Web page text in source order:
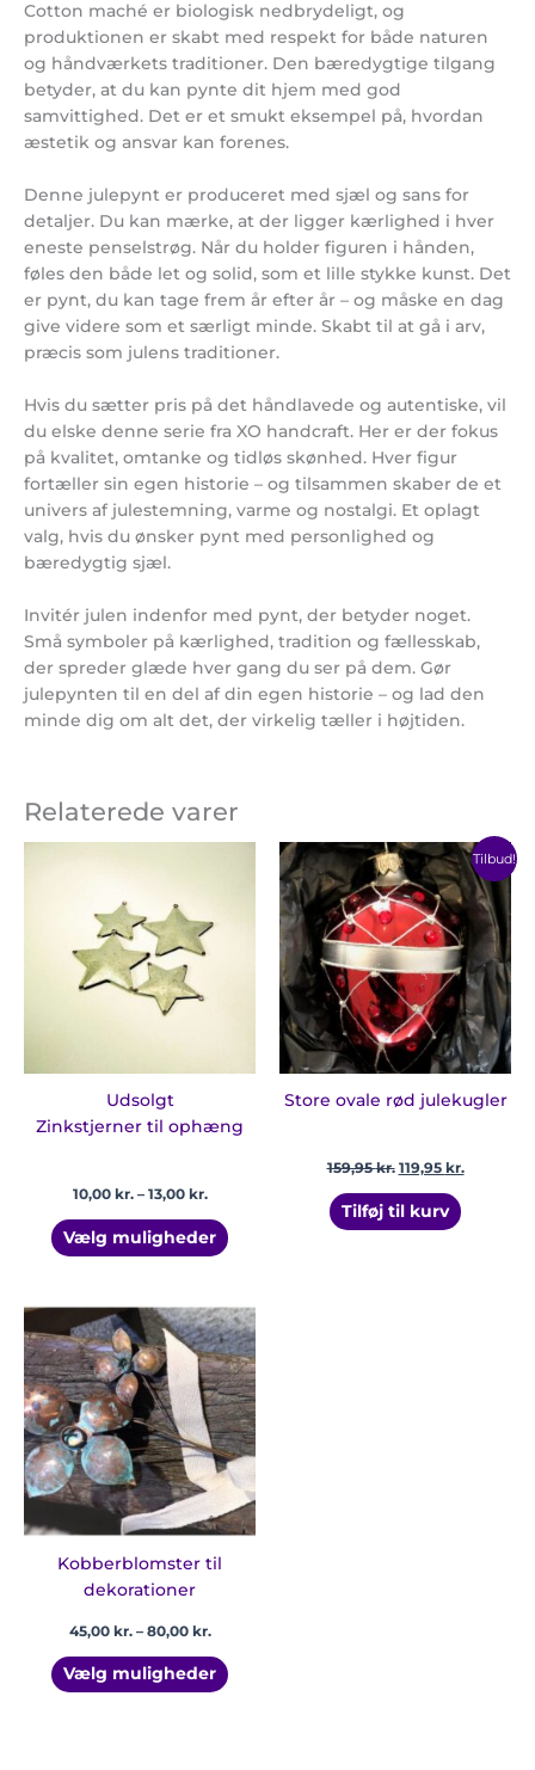
Cotton maché er biologisk nedbrydeligt, og
produktionen er skabt med respekt for både naturen
og håndværkets traditioner. Den bæredygtige tilgang
betyder, at du kan pynte dit hjem med god
samvittighed. Det er et smukt eksempel på, hvordan
æstetik og ansvar kan forenes.
Denne julepynt er produceret med sjæl og sans for
detaljer. Du kan mærke, at der ligger kærlighed i hver
eneste penselstrøg. Når du holder figuren i hånden,
føles den både let og solid, som et lille stykke kunst. Det
er pynt, du kan tage frem år efter år – og måske en dag
give videre som et særligt minde. Skabt til at gå i arv,
præcis som julens traditioner.
Hvis du sætter pris på det håndlavede og autentiske, vil
du elske denne serie fra XO handcraft. Her er der fokus
på kvalitet, omtanke og tidløs skønhed. Hver figur
fortæller sin egen historie – og tilsammen skaber de et
univers af julestemning, varme og nostalgi. Et oplagt
valg, hvis du ønsker pynt med personlighed og
bæredygtig sjæl.
Invitér julen indenfor med pynt, der betyder noget.
Små symboler på kærlighed, tradition og fællesskab,
der spreder glæde hver gang du ser på dem. Gør
julepynten til en del af din egen historie – og lad den
minde dig om alt det, der virkelig tæller i højtiden.
Relaterede varer
Udsolgt
Zinkstjerner til ophæng
10,00 kr. – 13,00 kr.
Prisinterval:
Vælg muligheder
varianter.
Mulighederne
vælges
varesiden
Tilbud!
Store ovale rød julekugler
159,95kr.
Den
oprindelige
pris
var:
159,95 kr..
119,95 kr.
Den
aktuelle
pris
er:
119,95 kr..
Tilføj til kurv
Kobberblomster til
dekorationer
45,00 kr. – 80,00 kr.
Prisinterval:
45,00 kr.
til
80,00 kr.
Vælg muligheder
Dette
vare
har
flere
varianter.
Mulighederne
kan
vælges
på